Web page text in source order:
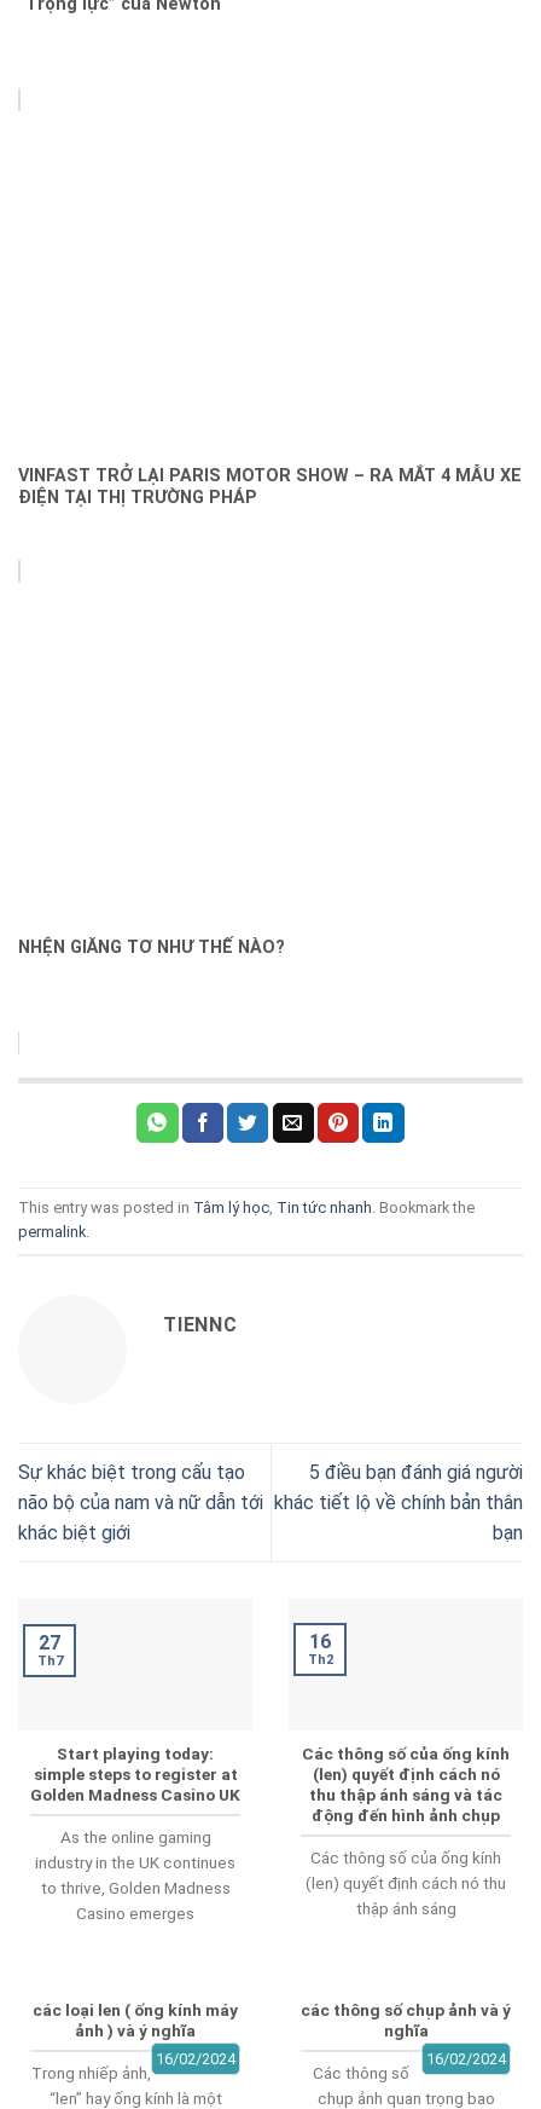
VINFAST TRỞ LẠI PARIS MOTOR SHOW – RA MẮT 4 MẪU XE
ĐIỆN TẠI THỊ TRƯỜNG PHÁP
NHỆN GIĂNG TƠ NHƯ THẾ NÀO?
This entry was posted in Tâm lý học, Tin tức nhanh. Bookmark the
permalink.
TIENNC
Sự khác biệt trong cấu tạo
não bộ của nam và nữ dẫn tới
khác biệt giới
5 điều bạn đánh giá người
khác tiết lộ về chính bản thân
bạn
Start playing today:
simple steps to register at
Golden Madness Casino UK
As the online gaming
industry in the UK continues
to thrive, Golden Madness
Casino emerges
27
Th7
Các thông số của ống kính
(len) quyết định cách nó
thu thập ánh sáng và tác
động đến hình ảnh chụp
Các thông số của ống kính
(len) quyết định cách nó thu
thập ánh sáng
16
Th2
các loại len ( ống kính máy
ảnh ) và ý nghĩa
16/02/2024
Trong nhiếp ảnh,
“len” hay ống kính là một
các thông số chụp ảnh và ý
nghĩa
16/02/2024
Các thông số
chụp ảnh quan trọng bao